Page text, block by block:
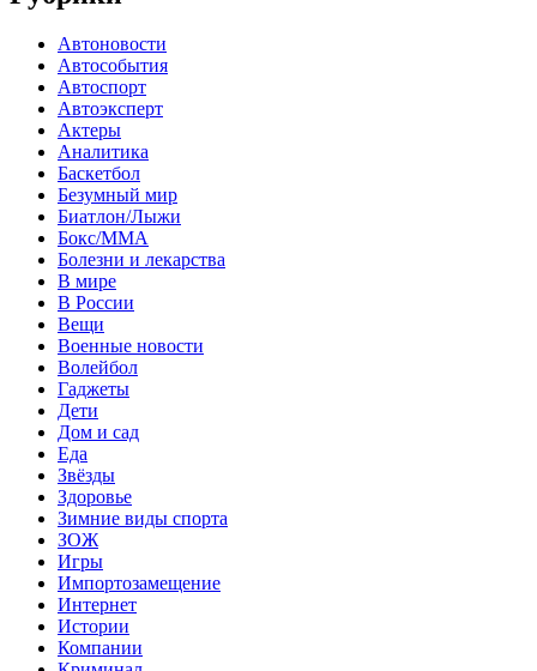
Автоновости
Автособытия
Автоспорт
Автоэксперт
Актеры
Аналитика
Баскетбол
Безумный мир
Биатлон/Лыжи
Бокс/MMA
Болезни и лекарства
В мире
В России
Вещи
Военные новости
Волейбол
Гаджеты
Дети
Дом и сад
Еда
Звёзды
Здоровье
Зимние виды спорта
ЗОЖ
Игры
Импортозамещение
Интернет
Истории
Компании